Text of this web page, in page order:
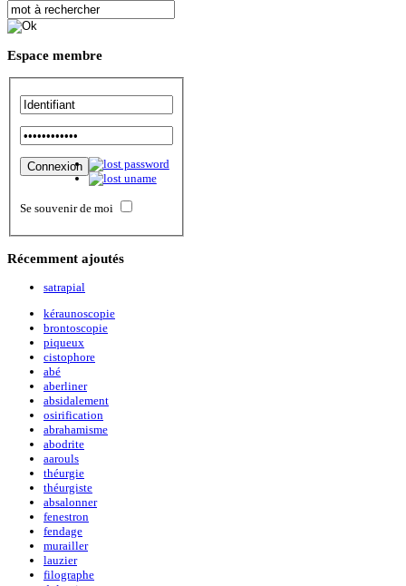
Espace membre
Se souvenir de moi
Récemment ajoutés
satrapial
kéraunoscopie
brontoscopie
piqueux
cistophore
abé
aberliner
absidalement
osirification
abrahamisme
abodrite
aarouls
théurgie
théurgiste
absalonner
fenestron
fendage
murailler
lauzier
filographe